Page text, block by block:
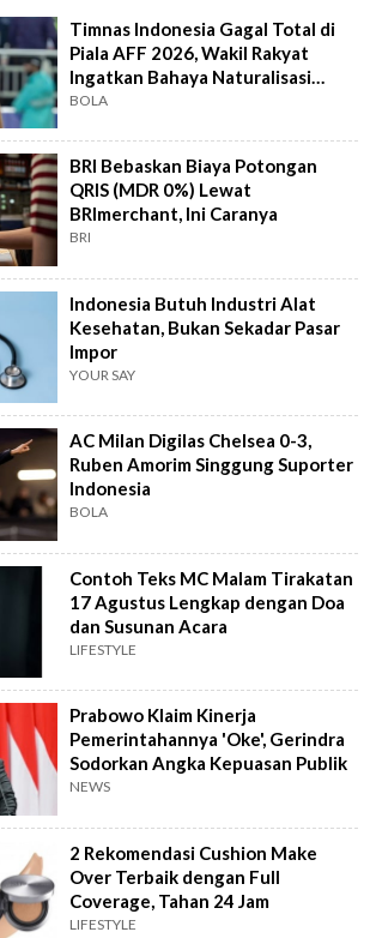
Timnas Indonesia Gagal Total di
Piala AFF 2026, Wakil Rakyat
Ingatkan Bahaya Naturalisasi
Instan
BOLA
BRI Bebaskan Biaya Potongan
QRIS (MDR 0%) Lewat
BRImerchant, Ini Caranya
BRI
Indonesia Butuh Industri Alat
Kesehatan, Bukan Sekadar Pasar
Impor
YOUR SAY
AC Milan Digilas Chelsea 0-3,
Ruben Amorim Singgung Suporter
Indonesia
BOLA
Contoh Teks MC Malam Tirakatan
17 Agustus Lengkap dengan Doa
dan Susunan Acara
LIFESTYLE
Prabowo Klaim Kinerja
Pemerintahannya 'Oke', Gerindra
Sodorkan Angka Kepuasan Publik
NEWS
2 Rekomendasi Cushion Make
Over Terbaik dengan Full
Coverage, Tahan 24 Jam
LIFESTYLE